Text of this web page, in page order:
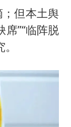
但本土舆
”“临阵脱